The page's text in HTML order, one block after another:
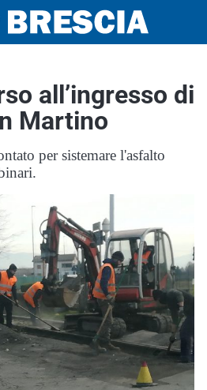
all’ingresso di
Martino
per sistemare l'asfalto